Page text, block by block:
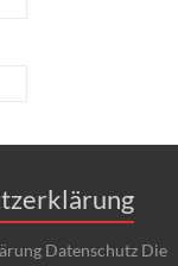
Datenschutz Die